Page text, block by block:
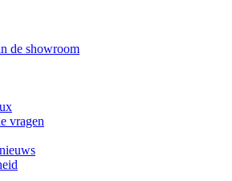
de showroom
vragen